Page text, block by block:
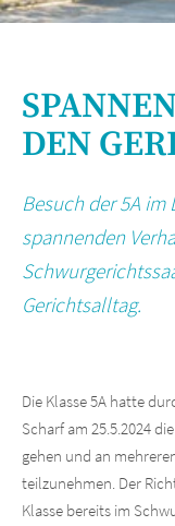
DEN
Besuch der 5A
spannenden
Gerichtsalltag.
Die Klasse 5A hatte
Scharf am 25.5.2024
gehen und an
teilzunehmen. Der
Klasse bereits im